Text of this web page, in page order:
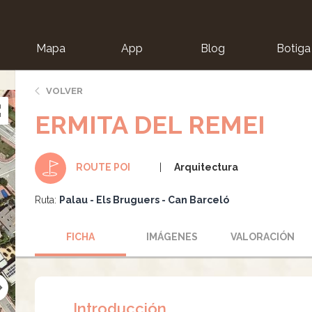
Mapa App Blog Botiga
VOLVER
ERMITA DEL REMEI
ROUTE POI Arquitectura
Ruta: Palau - Els Bruguers - Can Barceló
FICHA IMÁGENES VALORACIÓN